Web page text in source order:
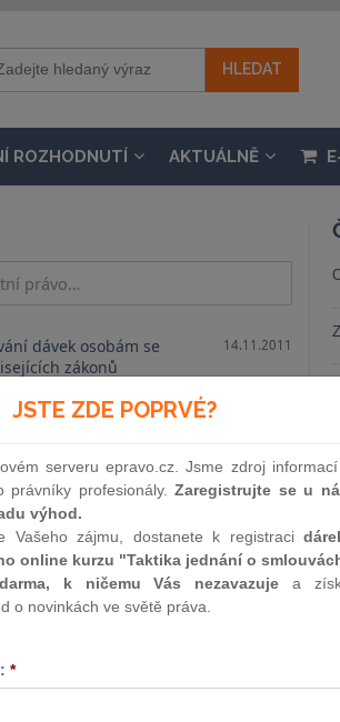
ROZHODNUTÍ AKTUÁLNĚ
dávek osobám se
zákonů
14.11.2011
JSTE ZDE POPRVÉ?
serveru epravo.cz. Jsme zdroj
právníky profesionály.Zaregistrujte se u
výhod.
Vašeho zájmu, dostanete k registraci
online kurzu "Taktika jednání o
k ničemu Vás nezavazuje a
o novinkách ve světě práva.
*